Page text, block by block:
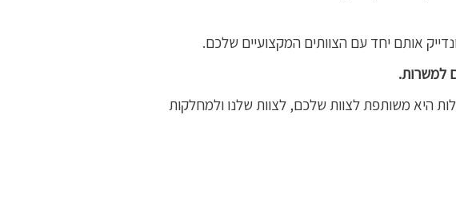
אותם יחד עם הצוותים המקצועיים שלכם.
למשרות.
היא משותפת לצוות שלכם, לצוות שלנו ולמחלקות